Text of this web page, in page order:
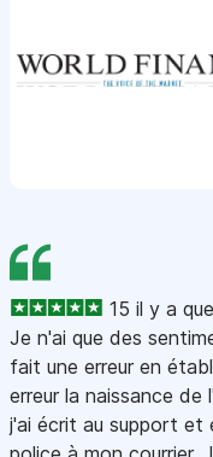
15 il y a
Je n'ai que des
fait une erreur en
erreur la naissance
j'ai écrit au support et